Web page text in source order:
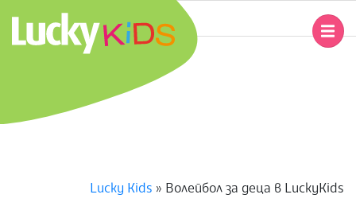
content
U
Lucky Kids » Волейбол за деца в LuckyKids